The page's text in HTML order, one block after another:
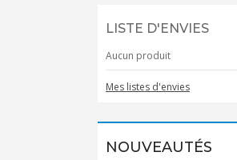
LISTE D'ENVIES
Aucun produit
Mes listes d'envies
NOUVEAUTÉS